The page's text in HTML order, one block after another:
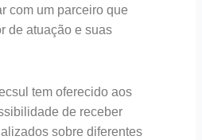
com um parceiro que
de atuação e suas
tem oferecido aos
de receber
sobre diferentes